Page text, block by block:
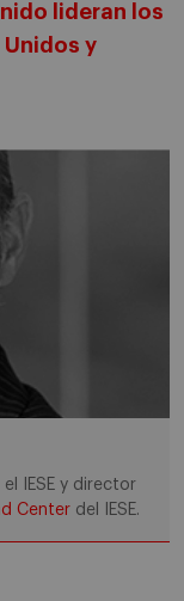
lideran los
Unidos y
IESE y director
Center del IESE.